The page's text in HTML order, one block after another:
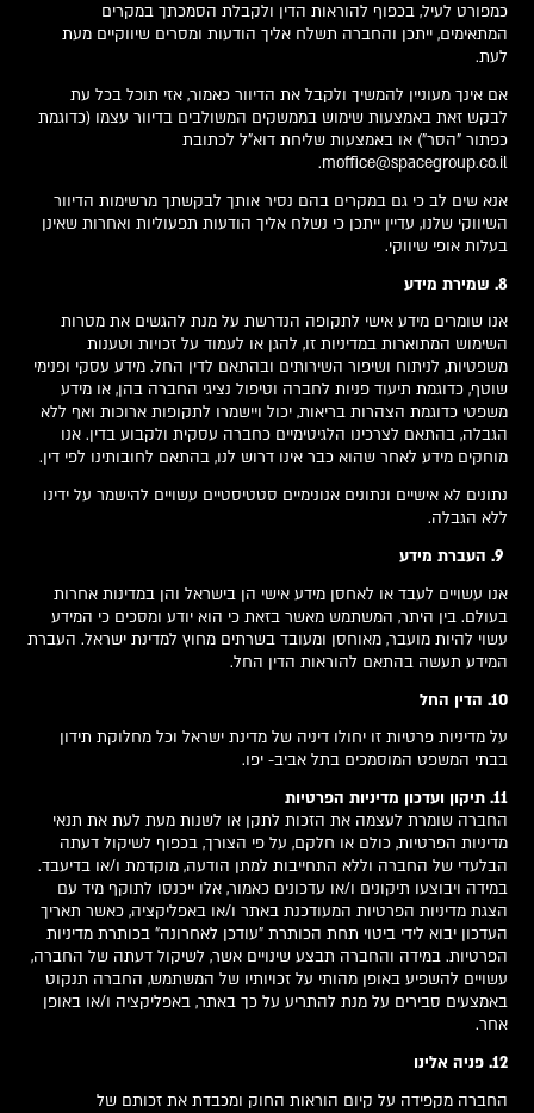
כמפורט לעיל, בכפוף להוראות הדין ולקבלת הסמכתך במקרים
המתאימים, ייתכן והחברה תשלח אליך הודעות ומסרים שיווקיים מעת
לעת.
אם אינך מעוניין להמשיך ולקבל את הדיוור כאמור, אזי תוכל בכל עת
לבקש זאת באמצעות שימוש בממשקים המשולבים בדיוור עצמו (כדוגמת
כפתור "הסר") או באמצעות שליחת דוא"ל לכתובת
moffice@spacegroup.co.il
.
אנא שים לב כי גם במקרים בהם נסיר אותך לבקשתך מרשימות הדיוור
השיווקי שלנו, עדיין ייתכן כי נשלח אליך הודעות תפעוליות ואחרות שאינן
בעלות אופי שיווקי.
8. שמירת מידע
אנו שומרים מידע אישי לתקופה הנדרשת על מנת להגשים את מטרות
השימוש המתוארות במדיניות זו, להגן או לעמוד על זכויות וטענות
משפטיות, לניתוח ושיפור השירותים ובהתאם לדין החל. מידע עסקי ופנימי
שוטף, כדוגמת תיעוד פניות לחברה וטיפול נציגי החברה בהן, או מידע
משפטי כדוגמת הצהרות בריאות, יכול ויישמרו לתקופות ארוכות ואף ללא
הגבלה, בהתאם לצרכינו הלגיטימיים כחברה עסקית ולקבוע בדין. אנו
מוחקים מידע לאחר שהוא כבר אינו דרוש לנו, בהתאם לחובותינו לפי דין.
נתונים לא אישיים ונתונים אנונימיים סטטיסטיים עשויים להישמר על ידינו
ללא הגבלה.
9. העברת מידע
אנו עשויים לעבד או לאחסן מידע אישי הן בישראל והן במדינות אחרות
בעולם. בין היתר, המשתמש מאשר בזאת כי הוא יודע ומסכים כי המידע
עשוי להיות מועבר, מאוחסן ומעובד בשרתים מחוץ למדינת ישראל. העברת
המידע תעשה בהתאם להוראות הדין החל.
10. הדין החל
על מדיניות פרטיות זו יחולו דיניה של מדינת ישראל וכל מחלוקת תידון
בבתי המשפט המוסמכים בתל אביב- יפו.
11. תיקון ועדכון מדיניות הפרטיות
החברה שומרת לעצמה את הזכות לתקן או לשנות מעת לעת את תנאי
מדיניות הפרטיות, כולם או חלקם, על פי הצורך, בכפוף לשיקול דעתה
הבלעדי של החברה וללא התחייבות למתן הודעה, מוקדמת ו/או בדיעבד.
במידה ויבוצעו תיקונים ו/או עדכונים כאמור, אלו ייכנסו לתוקף מיד עם
הצגת מדיניות הפרטיות המעודכנת באתר ו/או באפליקציה, כאשר תאריך
העדכון יבוא לידי ביטוי תחת הכותרת "עודכן לאחרונה" בכותרת מדיניות
הפרטיות. במידה והחברה תבצע שינויים אשר, לשיקול דעתה של החברה,
עשויים להשפיע באופן מהותי על זכויותיו של המשתמש, החברה תנקוט
באמצעים סבירים על מנת להתריע על כך באתר, באפליקציה ו/או באופן
אחר.
12. פניה אלינו
החברה מקפידה על קיום הוראות החוק ומכבדת את זכותם של